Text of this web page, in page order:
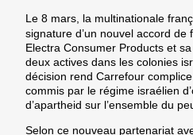
Le 8 mars, la multinationale
signature d’un nouvel accord de
Electra Consumer Products et
deux actives dans les colonies
décision rend Carrefour
commis par le régime israélien
d’apartheid sur l’ensemble du
Selon ce nouveau partenariat